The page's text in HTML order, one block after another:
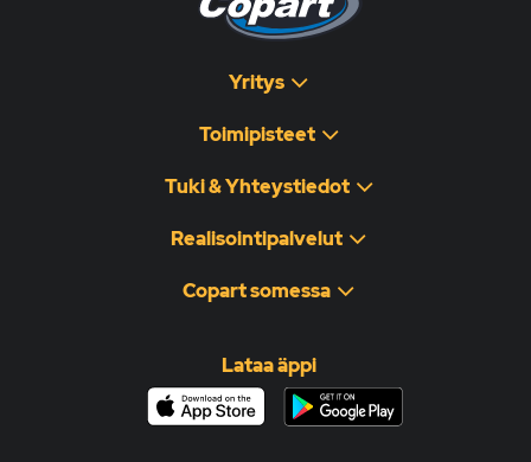
Yritys
Toimipisteet
Tuki & Yhteystiedot
Realisointipalvelut
Copart somessa
Lataa äppi